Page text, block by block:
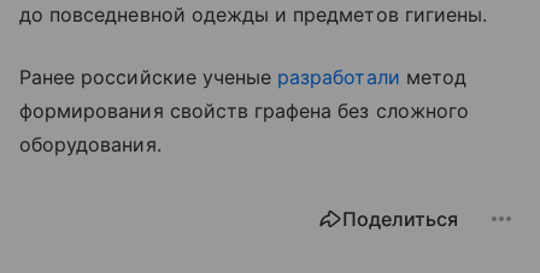
до повседневной одежды и предметов гигиены.
Ранее российские ученые разработали метод
формирования свойств графена без сложного
оборудования.
Поделиться